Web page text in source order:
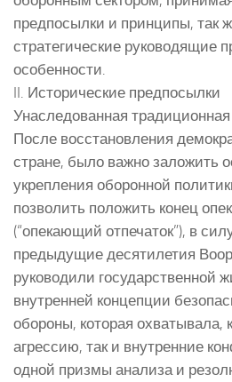
предпосылки и принципы, так
стратегические руководящие
особенности.
II. Исторические предпосылки
Унаследованная
После восстановления
стране, было важно заложить
укрепления оборонной
позволить положить конец
(“опекающий отпечаток”), в
предыдущие десятилетия
руководили государственной
внутренней концепции
обороны, которая
агрессию, так и внутренние
одной призмы анализа и